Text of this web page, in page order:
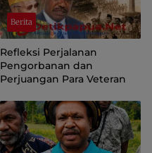
Berita
Refleksi Perjalanan
Pengorbanan dan
Perjuangan Para Veteran